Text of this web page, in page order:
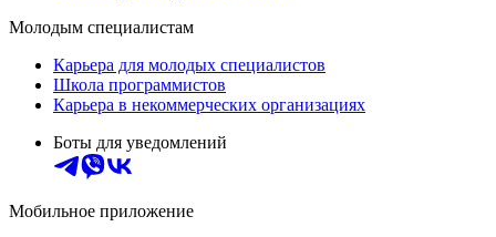
Молодым специалистам
Карьера для молодых специалистов
Школа программистов
Карьера в некоммерческих организациях
Боты для уведомлений
Мобильное приложение